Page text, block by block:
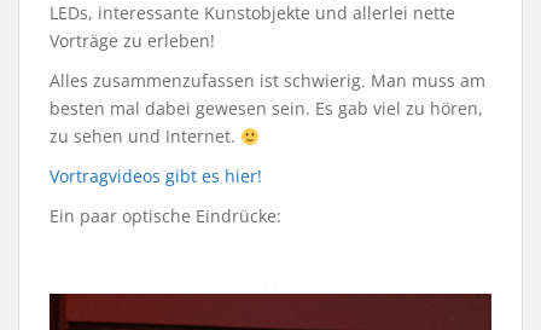
LEDs, interessante Kunstobjekte und allerlei nette
Vorträge zu erleben!
Alles zusammenzufassen ist schwierig. Man muss am
besten mal dabei gewesen sein. Es gab viel zu hören,
zu sehen und Internet.
Vortragvideos gibt es hier!
Ein paar optische Eindrücke: